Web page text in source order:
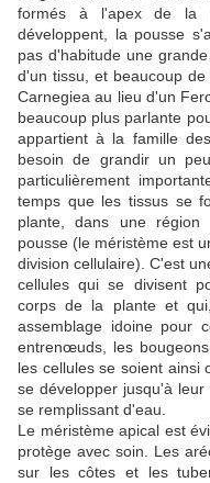
formés à l'apex de la
développent, la pousse
pas d'habitude une
d'un tissu, et beaucoup
Carnegiea au lieu d'un
beaucoup plus parlante
appartient à la famille
besoin de grandir un
particulièrement
temps que les tissus se
plante, dans une région
pousse (le méristème est
division cellulaire). C'est
cellules qui se divisent
corps de la plante et
assemblage idoine pour
entrenœuds, les
les cellules se soient ainsi
se développer jusqu'à
se remplissant d'eau.
Le méristème apical est
protège avec soin. Les
sur les côtes et les